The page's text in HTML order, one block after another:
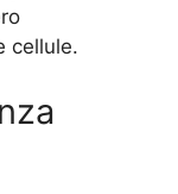
cellule.